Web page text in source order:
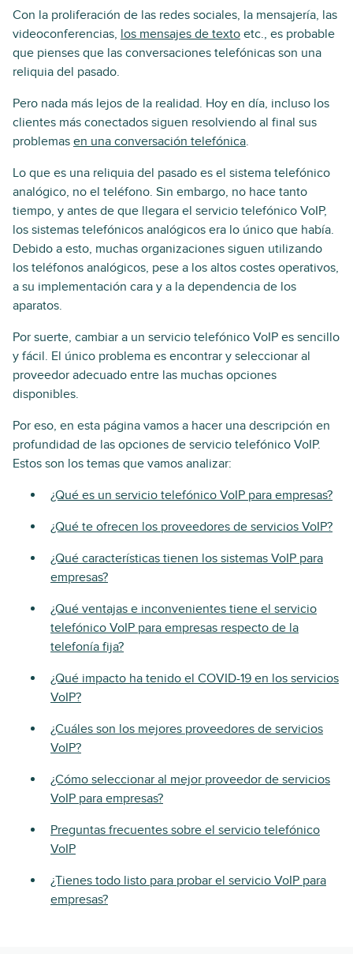
Con la proliferación de las redes sociales, la mensajería, las
videoconferencias, los mensajes de texto etc., es probable
que pienses que las conversaciones telefónicas son una
reliquia del pasado.
Pero nada más lejos de la realidad. Hoy en día, incluso los
clientes más conectados siguen resolviendo al final sus
problemas en una conversación telefónica.
Lo que es una reliquia del pasado es el sistema telefónico
analógico, no el teléfono. Sin embargo, no hace tanto
tiempo, y antes de que llegara el servicio telefónico VoIP,
los sistemas telefónicos analógicos era lo único que había.
Debido a esto, muchas organizaciones siguen utilizando
los teléfonos analógicos, pese a los altos costes operativos,
a su implementación cara y a la dependencia de los
aparatos.
Por suerte, cambiar a un servicio telefónico VoIP es sencillo
y fácil. El único problema es encontrar y seleccionar al
proveedor adecuado entre las muchas opciones
disponibles.
Por eso, en esta página vamos a hacer una descripción en
profundidad de las opciones de servicio telefónico VoIP.
Estos son los temas que vamos analizar:
¿Qué es un servicio telefónico VoIP para empresas?
¿Qué te ofrecen los proveedores de servicios VoIP?
¿Qué características tienen los sistemas VoIP para
empresas?
¿Qué ventajas e inconvenientes tiene el servicio
telefónico VoIP para empresas respecto de la
telefonía fija?
¿Qué impacto ha tenido el COVID-19 en los servicios
VoIP?
¿Cuáles son los mejores proveedores de servicios
VoIP?
¿Cómo seleccionar al mejor proveedor de servicios
VoIP para empresas?
Preguntas frecuentes sobre el servicio telefónico
VoIP
¿Tienes todo listo para probar el servicio VoIP para
empresas?